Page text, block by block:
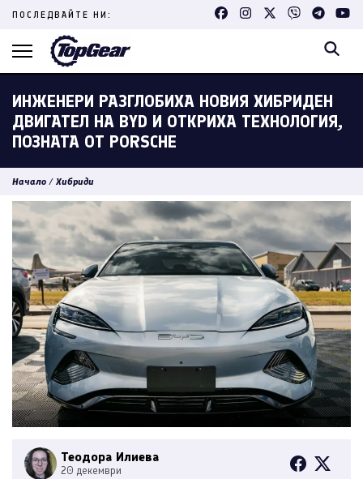
Skip
content
ПОСЛЕДВАЙТЕ НИ:
ИНЖЕНЕРИ РАЗГЛОБИХА НОВИЯ ХИБРИДЕН
ДВИГАТЕЛ НА BYD И ОТКРИХА ТЕХНОЛОГИЯ,
ПОЗНАТА ОТ PORSCHE
Начало / Хибриди
Теодора Илиева
20 декември